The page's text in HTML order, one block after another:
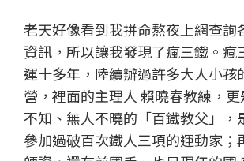
老天好像看到我拼命熬夜上網查詢
資訊，所以讓我發現了瘋三鐵。瘋
運十多年，陸續辦過許多大人小孩
營，裡面的主理人 賴曉春教練，
不知、無人不曉的「百鐵教父」，
參加過破百次鐵人三項的運動家；